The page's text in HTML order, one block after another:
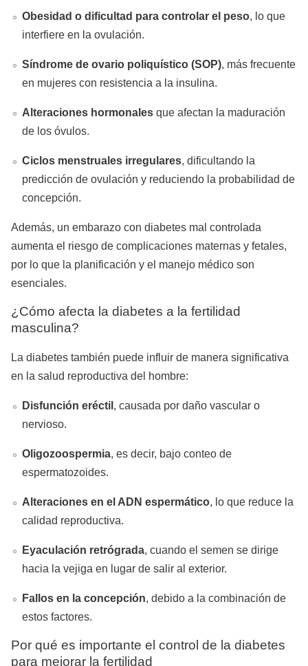
Obesidad o dificultad para controlar el peso, lo que
interfiere en la ovulación.
Síndrome de ovario poliquístico (SOP), más frecuente
en mujeres con resistencia a la insulina.
Alteraciones hormonales que afectan la maduración
de los óvulos.
Ciclos menstruales irregulares, dificultando la
predicción de ovulación y reduciendo la probabilidad de
concepción.
Además, un embarazo con diabetes mal controlada
aumenta el riesgo de complicaciones maternas y fetales,
por lo que la planificación y el manejo médico son
esenciales.
¿Cómo afecta la diabetes a la fertilidad
masculina?
La diabetes también puede influir de manera significativa
en la salud reproductiva del hombre:
Disfunción eréctil , causada por daño vascular o
nervioso.
Oligozoospermia, es decir, bajo conteo de
espermatozoides.
Alteraciones en el ADN espermático, lo que reduce la
calidad reproductiva.
Eyaculación retrógrada, cuando el semen se dirige
hacia la vejiga en lugar de salir al exterior.
Fallos en la concepción, debido a la combinación de
estos factores.
Por qué es importante el control de la diabetes
para mejorar la fertilidad